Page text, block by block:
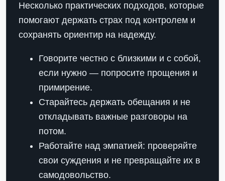
Несколько практических подходов, которые
помогают держать страх под контролем и
сохранять ориентир на надежду.
Говорите честно с близкими и с собой,
если нужно — попросите прощения и
примирение.
Старайтесь держать обещания и не
откладывать важные разговоры на
потом.
Работайте над эмпатией: проверяйте
свои суждения и не превращайте их в
самодовольство.